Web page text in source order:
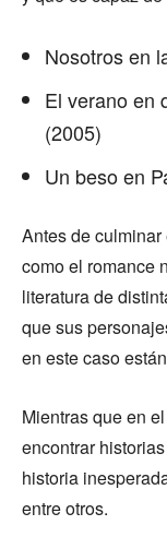
Nosotros en
El verano en
(2005)
Un beso en
Antes de
como el romance
literatura de
que sus
en este caso
Mientras que en
encontrar
historia
entre otros.